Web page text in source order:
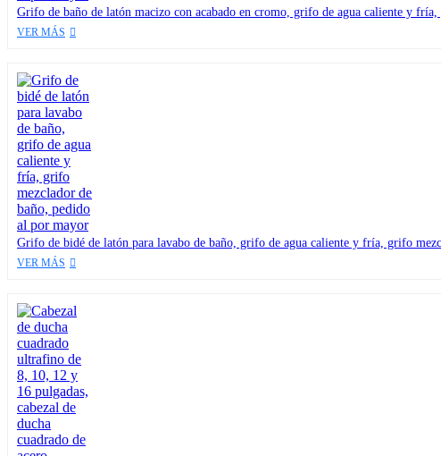
Grifo de baño de latón macizo con acabado en cromo, grifo de agua caliente y
VER MÁS
Grifo de bidé de latón para lavabo de baño, grifo de agua caliente y fría, grifo
VER MÁS